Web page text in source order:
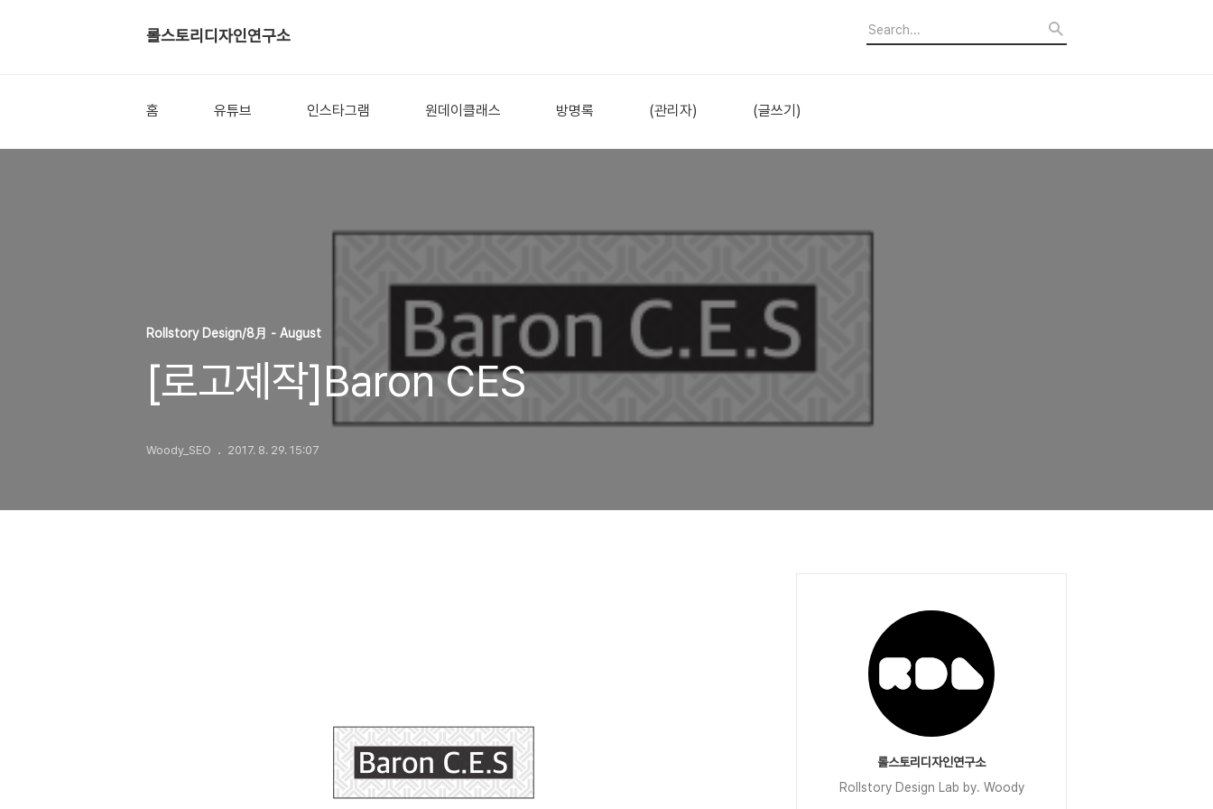
롤스토리디자인연구소
홈 유튜브 인스타그램 원데이클래스 방명록 (관리자) (글쓰기)
Rollstory Design/8月 - August
[로고제작]Baron CES
Woody_SEO 2017. 8. 29. 15:07
롤스토리디자인연구소
Rollstory Design Lab by. Woody